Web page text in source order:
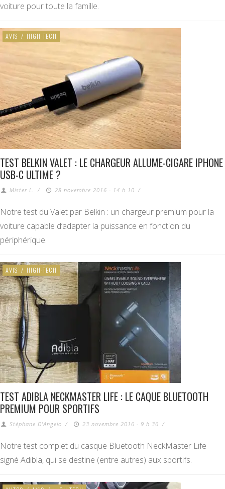
voiture pour toute la famille.
AVIS / HIGH-TECH
TEST BELKIN VALET : LE CHARGEUR ALLUME-CIGARE IPHONE
USB-C ULTIME ?
Mister L. / 28 novembre 2016 - 14 h 10 /
Notre test du Valet par Belkin : un chargeur premium pour la
voiture capable d’adapter la puissance en fonction du
périphérique.
AVIS / HIGH-TECH
TEST ADIBLA NECKMASTER LIFE : LE CAQUE BLUETOOTH
PREMIUM POUR SPORTIFS
Stéphane D'Angelo / 23 novembre 2016 - 9 h 36 /
Notre test complet du casque Bluetooth NeckMaster Life
signé Adibla, qui se destine (entre autres) aux sportifs.